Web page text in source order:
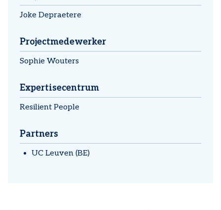
Joke Depraetere
Projectmedewerker
Sophie Wouters
Expertisecentrum
Resilient People
Partners
UC Leuven (BE)